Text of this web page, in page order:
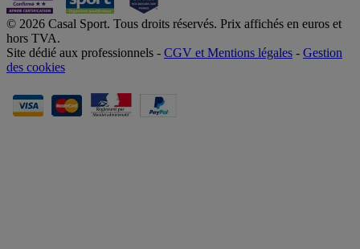
© 2026 Casal Sport. Tous droits réservés. Prix affichés en euros et
hors TVA.
Site dédié aux professionnels - CGV et Mentions légales - Gestion
des cookies